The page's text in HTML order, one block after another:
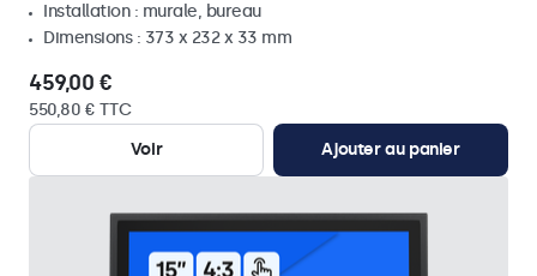
Installation : murale, bureau
Dimensions : 373 x 232 x 33 mm
459,00 €
550,80 € TTC
Voir
Ajouter au panier